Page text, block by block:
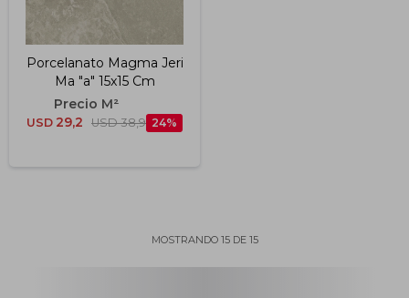
Porcelanato Magma Jeri
Ma "a" 15x15 Cm
USD 29,2 USD 38,9 24
MOSTRANDO 15DE 15